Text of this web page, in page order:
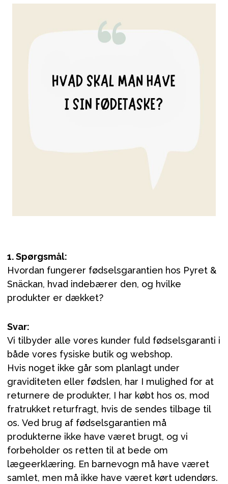
1. Spørgsmål:
Hvordan fungerer fødselsgarantien hos Pyret &
Snäckan, hvad indebærer den, og hvilke
produkter er dækket?
Svar:
Vi tilbyder alle vores kunder fuld fødselsgaranti i
både vores fysiske butik og webshop.
Hvis noget ikke går som planlagt under
graviditeten eller fødslen, har I mulighed for at
returnere de produkter, I har købt hos os, mod
fratrukket returfragt, hvis de sendes tilbage til
os. Ved brug af fødselsgarantien må
produkterne ikke have været brugt, og vi
forbeholder os retten til at bede om
lægeerklæring. En barnevogn må have været
samlet, men må ikke have været kørt udendørs.
Sol og svømning
Kontakt os på